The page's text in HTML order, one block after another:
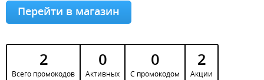
Перейти в магазин
2
Всего промокодов
0
Активных
0
С промокодом
2
Акции